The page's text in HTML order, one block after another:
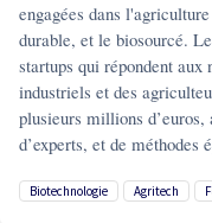
engagées dans
durable, et le biosourcé.
startups qui répondent aux
industriels et des
plusieurs millions d’euros,
d’experts, et de méthodes
biotechnologie agritech